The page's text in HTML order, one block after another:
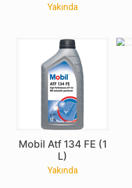
Yakında
Mobil Atf 134 FE (1
L)
Yakında